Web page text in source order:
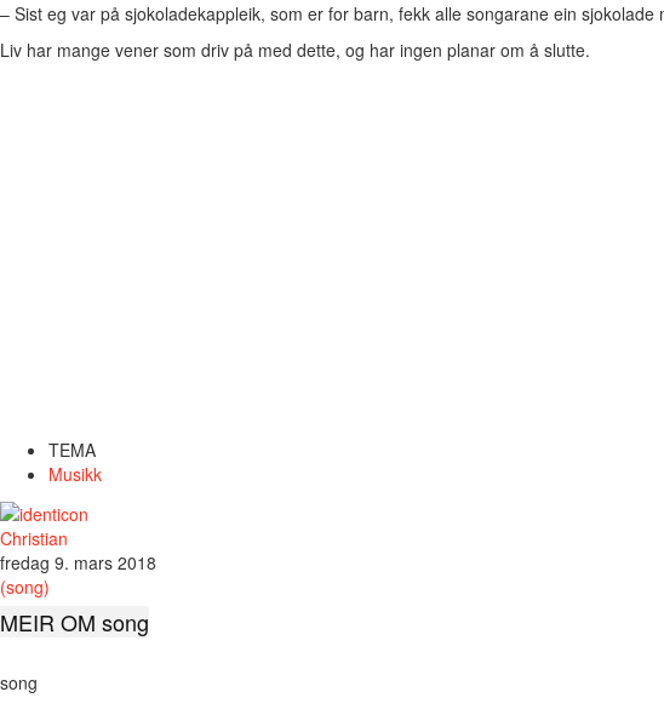
– Sist eg var på sjokoladekappleik, som er for barn, fekk alle songarane ein
Liv har mange vener som driv på med dette, og har ingen planar om å slutte.
TEMA
Musikk
Christian
fredag 9. mars 2018
(song)
MEIR OM song
song